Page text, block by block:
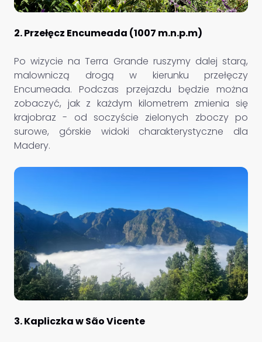
2. Przełęcz Encumeada (1007 m.n.p.m)
Po wizycie na Terra Grande ruszymy dalej starą,
malowniczą drogą w kierunku przełęczy
Encumeada. Podczas przejazdu będzie można
zobaczyć, jak z każdym kilometrem zmienia się
krajobraz - od soczyście zielonych zboczy po
surowe, górskie widoki charakterystyczne dla
Madery.
3. Kapliczka w São Vicente